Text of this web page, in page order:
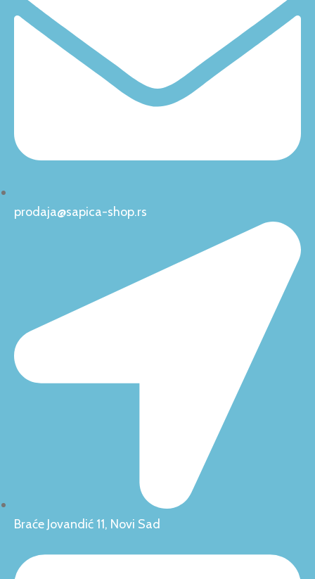
prodaja@sapica-shop.rs
Braće Jovandić 11, Novi Sad